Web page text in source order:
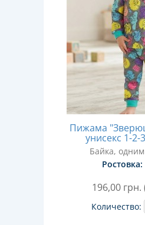
Пижама
унисекс 1-2-
Байка,
Ростовка:
196,00 грн.
Количество: